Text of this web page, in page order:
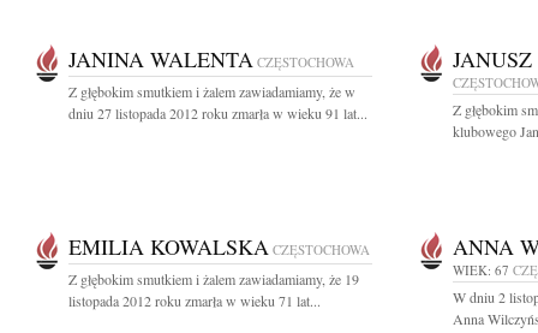
JANINA WALENTA CZĘSTOCHOWA
Z głębokim smutkiem i żalem zawiadamiamy, że w
dniu 27 listopada 2012 roku zmarła w wieku 91 lat...
Z głębokim
klubowego
EMILIA KOWALSKA CZĘSTOCHOWA
Z głębokim smutkiem i żalem zawiadamiamy, że 19
listopada 2012 roku zmarła w wieku 71 lat...
ANNA
WIEK: 67
W dniu 2
Anna